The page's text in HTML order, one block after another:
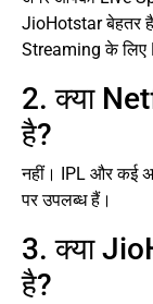
JioHotstar बेहतर
Streaming के
2. क्या
है?
नहीं। IPL और कई
पर उपलब्ध हैं।
3. क्या
है?